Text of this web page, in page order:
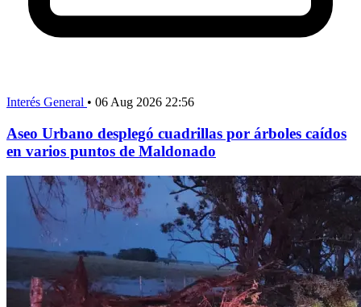
Interés General • 06 Aug 2026 22:56
Aseo Urbano desplegó cuadrillas por árboles caídos
en varios puntos de Maldonado